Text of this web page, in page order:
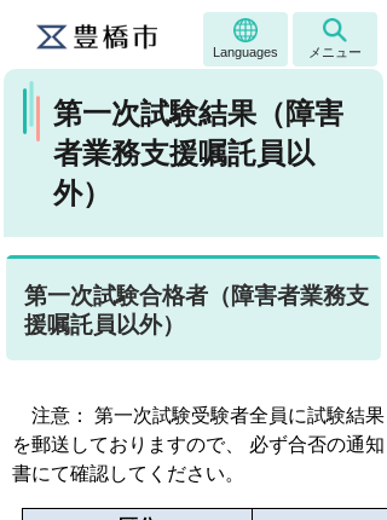
Languages メニュー
第一次試験結果（障害
者業務支援嘱託員以
外）
第一次試験合格者（障害者業務支
援嘱託員以外）
注意： 第一次試験受験者全員に試験結果
を郵送しておりますので、 必ず合否の通知
書にて確認してください。